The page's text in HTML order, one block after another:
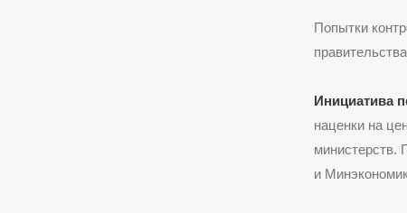
Попытки
Инициатива
наценки на
министерств.
и